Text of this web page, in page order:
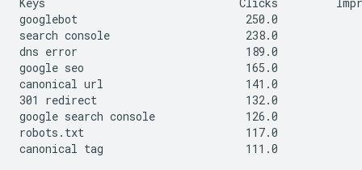
googlebot                          250.0
search console                     238.0
dns error                          189.0
google seo                         165.0
canonical url                      141.0
301 redirect                       132.0
google search console              126.0
robots.txt                         117.0
canonical tag                      111.0